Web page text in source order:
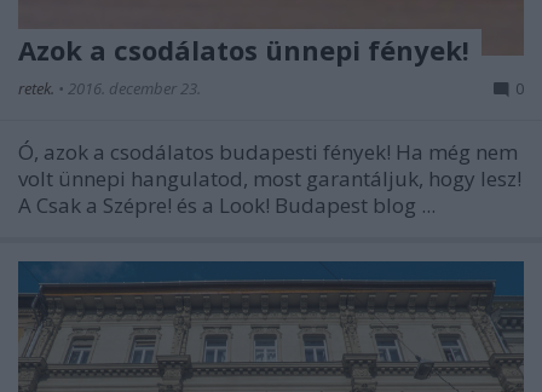
Azok a csodálatos ünnepi fények!
retek. • 2016. december 23. 0
Ó, azok a csodálatos budapesti fények! Ha még nem
volt ünnepi hangulatod, most garantáljuk, hogy lesz!
A Csak a Szépre! és a Look! Budapest blog ...